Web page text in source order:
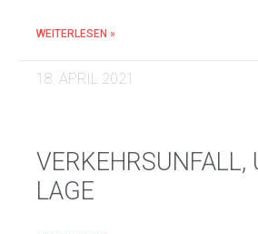
WEITERLESEN »
18. APRIL 2021
VERKEHRSUNFALL,
LAGE